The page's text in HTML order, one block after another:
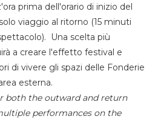
prima dell'orario di inizio del
viaggio al ritorno (15 minuti
Una scelta più
a creare l'effetto festival e
di vivere gli spazi delle Fonderie
esterna.
both the outward and return
performances on the